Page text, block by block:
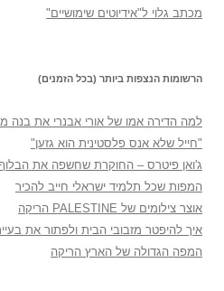
מכתב גלוי ל"אידיוטים שימושיים"
הרשומות הנצפות ביותר (בכל הזמנים)
למה הדירה אמו של אורי אבנרי את בנה
"חייל שלא אנס פלסטינית הוא גזען"
ג'ואן פיטרס – החוקרת שחשפה את
המפות שכל תלמיד ישראלי חייב להכיר
אוצר צילומים של PALESTINE הריקה
איך להיפטר מזבובי הבית ולפתור את
המפה הגדולה של הארץ הריקה